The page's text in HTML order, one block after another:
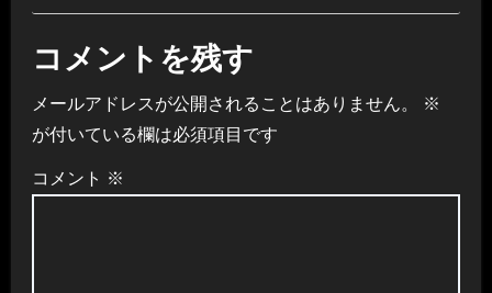
コメントを残す
メールアドレスが公開されることはありません。
※
が付いている欄は必須項目です
コメント ※